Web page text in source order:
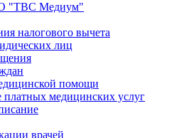
"ТВС Медиум"
налогового вычета
лиц
помощи
платных медицинских услуг
врачей